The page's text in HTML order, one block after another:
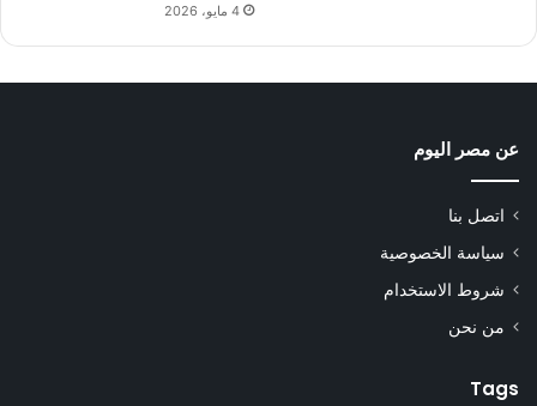
4 مايو، 2026
عن مصر اليوم
اتصل بنا
سياسة الخصوصية
شروط الاستخدام
من نحن
Tags